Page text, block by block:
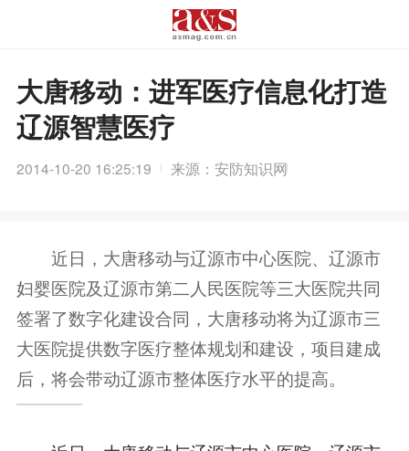
大唐移动：进军医疗信息化打造
辽源智慧医疗
2014-10-20 16:25:19 来源：安防知识网
近日，大唐移动与辽源市中心医院、辽源市
妇婴医院及辽源市第二人民医院等三大医院共同
签署了数字化建设合同，大唐移动将为辽源市三
大医院提供数字医疗整体规划和建设，项目建成
后，将会带动辽源市整体医疗水平的提高。